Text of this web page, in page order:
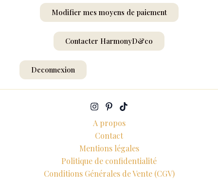
Modifier mes moyens de paiement
Contacter HarmonyD&co
Deconnexion
A propos
Contact
Mentions légales
Politique de confidentialité
Conditions Générales de Vente (CGV)